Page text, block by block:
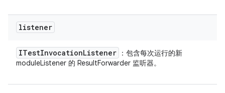
listener
ITestInvocationListener
：包含每次运行的新
moduleListener 的 ResultForwarder 监听器。